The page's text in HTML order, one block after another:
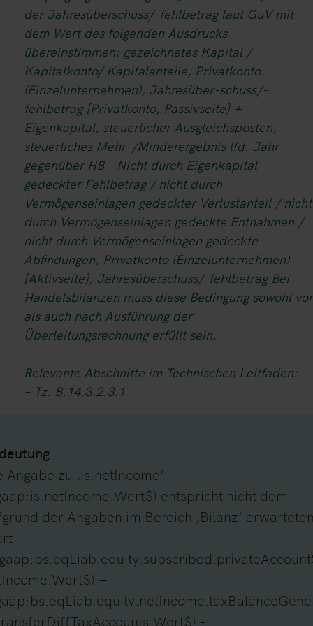
der Jahresüberschuss/-fehlbetrag laut GuV mit
dem Wert des folgenden Ausdrucks
übereinstimmen: gezeichnetes Kapital /
Kapitalkonto/ Kapitalanteile, Privatkonto
(Einzelunternehmen), Jahresüber-schuss/-
fehlbetrag [Privatkonto, Passivseite] +
Eigenkapital, steuerlicher Ausgleichsposten,
steuerliches Mehr-/Minderergebnis lfd. Jahr
gegenüber HB – Nicht durch Eigenkapital
gedeckter Fehlbetrag / nicht durch
Vermögenseinlagen gedeckter Verlustanteil / nicht
durch Vermögenseinlagen gedeckte Entnahmen /
nicht durch Vermögenseinlagen gedeckte
Abfindungen, Privatkonto (Einzelunternehmen)
[Aktivseite], Jahresüberschuss/-fehlbetrag Bei
Handelsbilanzen muss diese Bedingung sowohl vor
als auch nach Ausführung der
Überleitungsrechnung erfüllt sein.
Relevante Abschnitte im Technischen Leitfaden:
– Tz. B.14.3.2.3.1
Angabe zu ‚is.netIncome‘
entspricht nicht dem
der Angaben im Bereich ‚Bilanz‘
+
–